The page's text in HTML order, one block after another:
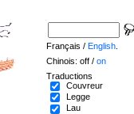
Français / English
Chinois: off / on
Traductions
Couvreur
Legge
Lau